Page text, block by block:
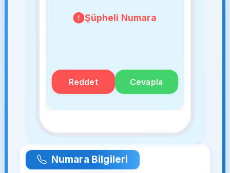
Şüpheli Numara
Reddet Cevapla
Numara Bilgileri